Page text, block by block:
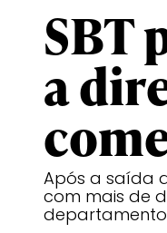
SBT
a
Após a saída
com mais de